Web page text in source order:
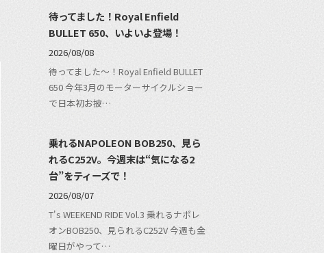
待ってました！Royal Enfield
BULLET 650、いよいよ登場！
2026/08/08
待ってました〜！Royal Enfield BULLET
650 今年3月のモーターサイクルショー
で日本初お披…
乗れるNAPOLEON BOB250、見ら
れるC252V。今週末は“気になる2
台”をティーズで！
2026/08/07
T's WEEKEND RIDE Vol.3 乗れるナポレ
オンBOB250、見られるC252V 今週も金
曜日がやって…